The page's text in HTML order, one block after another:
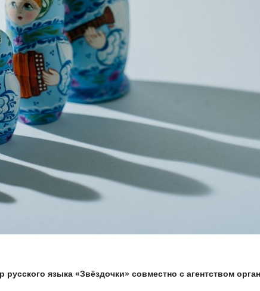
русского языка «Звёздочки» совместно с агентством